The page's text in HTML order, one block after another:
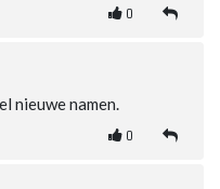
0
nieuwe namen.
0